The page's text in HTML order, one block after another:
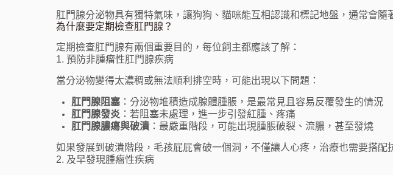
肛門腺分泌物具有獨特氣味，讓狗狗、貓咪能互相認識和標記地盤，通常會
為什麼要定期檢查肛門腺？
定期檢查肛門腺有兩個重要目的，每位飼主都應該了解：
1. 預防非腫瘤性肛門腺疾病
當分泌物變得太濃稠或無法順利排空時，可能出現以下問題：
肛門腺阻塞 ：分泌物堆積造成腺體腫脹，是最常見且容易反覆發生的情況
肛門腺發炎 ：若阻塞未處理，進一步引發紅腫、疼痛
肛門腺膿瘍與破潰 ：最嚴重階段，可能出現腫脹破裂、流膿，甚至發燒
如果發展到破潰階段，毛孩屁屁會破一個洞，不僅讓人心疼，治療也需要搭配
2. 及早發現腫瘤性疾病